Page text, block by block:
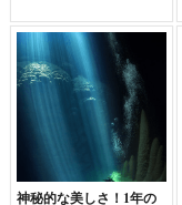
神秘的な美しさ！1年の